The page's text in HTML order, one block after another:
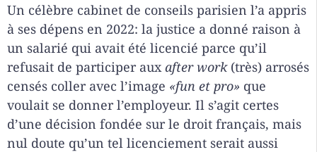
Un célèbre cabinet de conseils parisien l’a appris
à ses dépens en 2022: la justice a donné raison à
un salarié qui avait été licencié parce qu’il
refusait de participer auxafter work(très) arrosés
censés coller avec l’image «fun et pro» que
voulait se donner l’employeur. Il s’agit certes
d’une décision fondée sur le droit français, mais
nul doute qu’un tel licenciement serait aussi